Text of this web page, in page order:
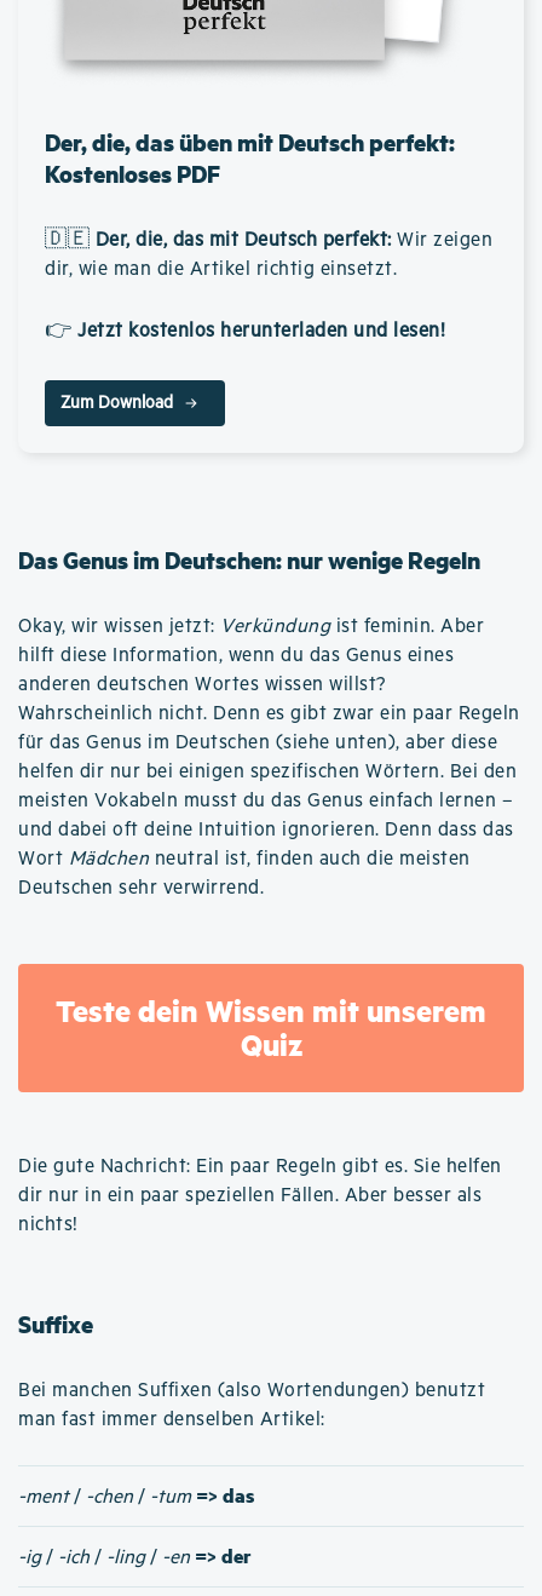
Der, die, das üben mit Deutsch perfekt:
Kostenloses PDF
🇩🇪 Der, die, das mit Deutsch perfekt: Wir zeigen
dir, wie man die Artikel richtig einsetzt.
👉 Jetzt kostenlos herunterladen und lesen!
Zum Download
Das Genus im Deutschen: nur wenige Regeln
Okay, wir wissen jetzt: Verkündungist feminin. Aber
hilft diese Information, wenn du das Genus eines
anderen deutschen Wortes wissen willst?
Wahrscheinlich nicht. Denn es gibt zwar ein paar Regeln
für das Genus im Deutschen (siehe unten), aber diese
helfen dir nur bei einigen spezifischen Wörtern. Bei den
meisten Vokabeln musst du das Genus einfach lernen –
und dabei oft deine Intuition ignorieren. Denn dass das
Wort Mädchen neutral ist, finden auch die meisten
Deutschen sehr verwirrend.
Teste dein Wissen mit unserem
Quiz
Die gute Nachricht: Ein paar Regeln gibt es. Sie helfen
dir nur in ein paar speziellen Fällen. Aber besser als
nichts!
Suffixe
Bei manchen Suffixen (also Wortendungen) benutzt
man fast immer denselben Artikel:
-ment/ -chen / -tum => das
-ig/ -ich / -ling/ -en => der